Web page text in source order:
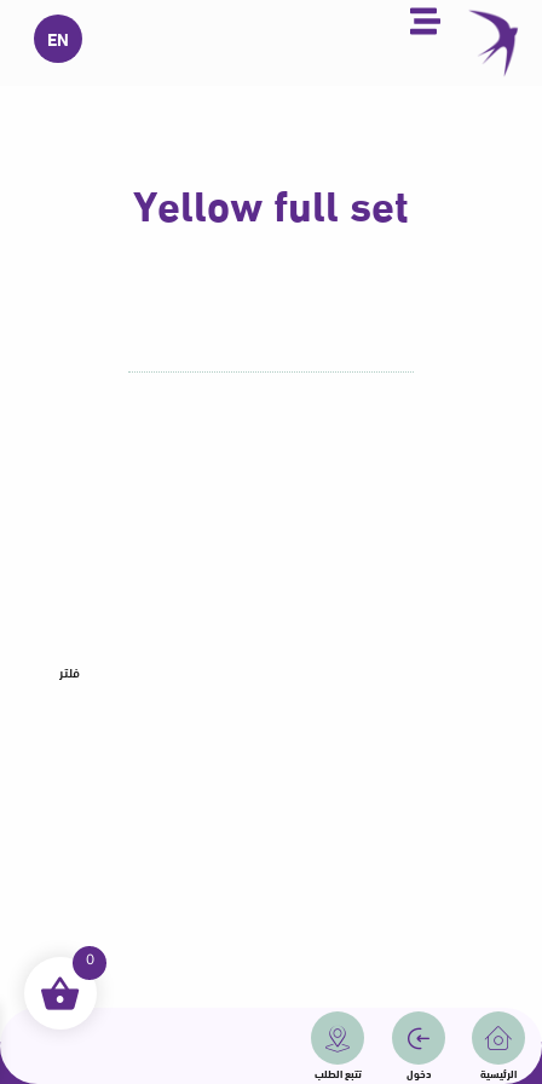
تخطي
المحتوى
EN
الرئيسية دخول تتبع الطلب
Yellow full set
فلتر
جميع الحقوق محفوظة | سمامة 2025 | دولة قطر
0